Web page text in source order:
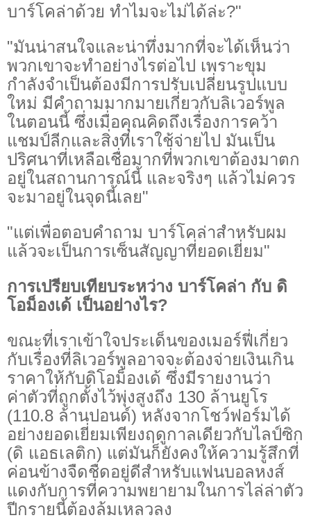
บาร์โคล่าด้วย ทำไมจะไม่ได้ล่ะ?"
"มันน่าสนใจและน่าทึ่งมากที่จะได้เห็นว่า
พวกเขาจะทำอย่างไรต่อไป เพราะขุม
กำลังจำเป็นต้องมีการปรับเปลี่ยนรูปแบบ
ใหม่ มีคำถามมากมายเกี่ยวกับลิเวอร์พูล
ในตอนนี้ ซึ่งเมื่อคุณคิดถึงเรื่องการคว้า
แชมป์ลีกและสิ่งที่เราใช้จ่ายไป มันเป็น
ปริศนาที่เหลือเชื่อมากที่พวกเขาต้องมาตก
อยู่ในสถานการณ์นี้ และจริงๆ แล้วไม่ควร
จะมาอยู่ในจุดนี้เลย"
"แต่เพื่อตอบคำถาม บาร์โคล่าสำหรับผม
แล้วจะเป็นการเซ็นสัญญาที่ยอดเยี่ยม"
การเปรียบเทียบระหว่าง บาร์โคล่า กับ ดิ
โอม็องเด้ เป็นอย่างไร?
ขณะที่เราเข้าใจประเด็นของเมอร์ฟี่เกี่ยว
กับเรื่องที่ลิเวอร์พูลอาจจะต้องจ่ายเงินเกิน
ราคาให้กับดิโอม็องเด้ ซึ่งมีรายงานว่า
ค่าตัวที่ถูกตั้งไว้พุ่งสูงถึง 130 ล้านยูโร
(110.8 ล้านปอนด์) หลังจากโชว์ฟอร์มได้
อย่างยอดเยี่ยมเพียงฤดูกาลเดียวกับไลป์ซิก
(ดิ แอธเลติก) แต่มันก็ยังคงให้ความรู้สึกที่
ค่อนข้างจืดชืดอยู่ดีสำหรับแฟนบอลหงส์
แดงกับการที่ความพยายามในการไล่ล่าตัว
ปีกรายนี้ต้องล้มเหลวลง